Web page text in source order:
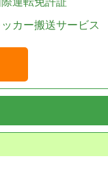
カー搬送サービス